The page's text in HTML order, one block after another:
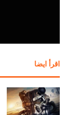
اقرأ ايضا